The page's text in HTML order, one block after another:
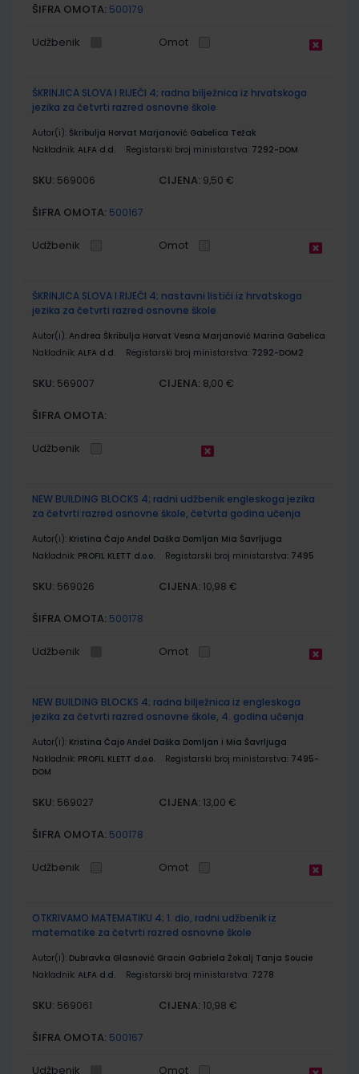
ŠIFRA OMOTA: 500179
Udžbenik Omot
ŠKRINJICA SLOVA I RIJEČI 4; radna bilježnica iz hrvatskoga
jezika za četvrti razred osnovne škole
Autor(i): Škribulja Horvat Marjanović Gabelica Težak
Nakladnik: ALFA d.d. Registarski broj ministarstva: 7292-DOM
SKU: 569006 CIJENA: 9,50 €
ŠIFRA OMOTA: 500167
Udžbenik Omot
ŠKRINJICA SLOVA I RIJEČI 4; nastavni listići iz hrvatskoga
jezika za četvrti razred osnovne škole
Autor(i): Andrea Škribulja Horvat Vesna Marjanović Marina Gabelica
Nakladnik: ALFA d.d. Registarski broj ministarstva: 7292-DOM2
SKU: 569007 CIJENA: 8,00 €
ŠIFRA OMOTA:
Udžbenik
NEW BUILDING BLOCKS 4; radni udžbenik engleskoga jezika
za četvrti razred osnovne škole, četvrta godina učenja
Autor(i): Kristina Čajo Anđel Daška Domljan Mia Šavrljuga
Nakladnik: PROFIL KLETT d.o.o. Registarski broj ministarstva: 7495
SKU: 569026 CIJENA: 10,98 €
ŠIFRA OMOTA: 500178
Udžbenik Omot
NEW BUILDING BLOCKS 4; radna bilježnica iz engleskoga
jezika za četvrti razred osnovne škole, 4. godina učenja
Autor(i): Kristina Čajo Anđel Daška Domljan i Mia Šavrljuga
Nakladnik: PROFIL KLETT d.o.o. Registarski broj ministarstva: 7495-
DOM
SKU: 569027 CIJENA: 13,00 €
ŠIFRA OMOTA: 500178
Udžbenik Omot
OTKRIVAMO MATEMATIKU 4; 1. dio, radni udžbenik iz
matematike za četvrti razred osnovne škole
Autor(i): Dubravka Glasnović Gracin Gabriela Žokalj Tanja Soucie
Nakladnik: ALFA d.d. Registarski broj ministarstva: 7278
SKU: 569061 CIJENA: 10,98 €
ŠIFRA OMOTA: 500167
Udžbenik Omot